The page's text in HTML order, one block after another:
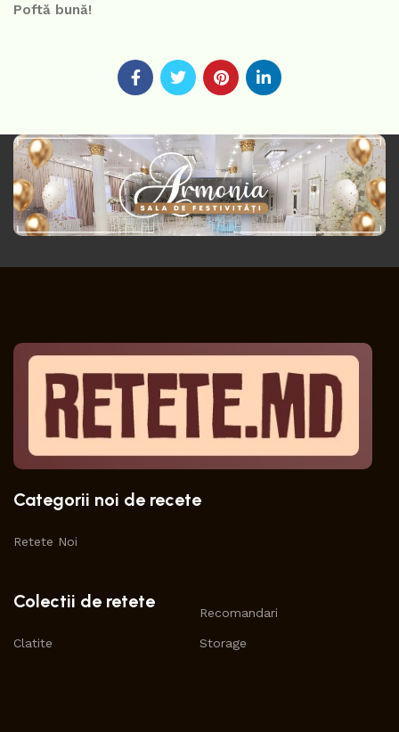
Poftă bună!
Categorii noi de recete
Retete Noi
Colectii de retete
Clatite
Recomandari
Storage